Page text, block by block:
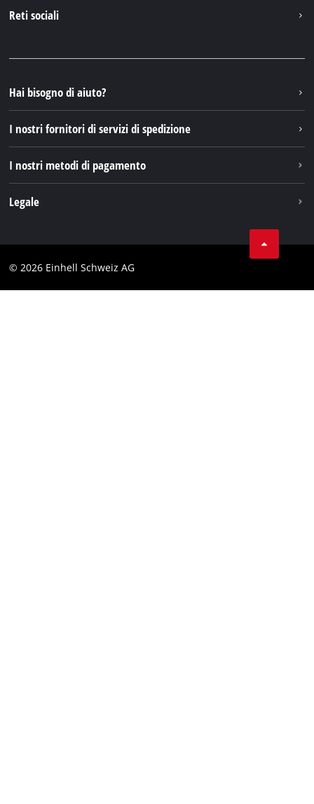
Einhell Germany AG
Reti sociali
Instagram
TikTok
Pinterest
Hai bisogno di aiuto?
I nostri fornitori di servizi di spedizione
I nostri metodi di pagamento
Legale
Testata
© 2026 Einhell Schweiz AG